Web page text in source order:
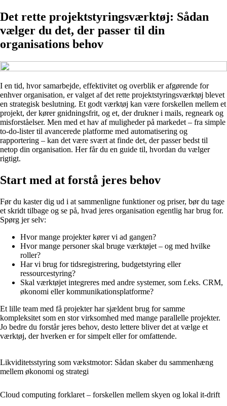
Det rette projektstyringsværktøj: Sådan
vælger du det, der passer til din
organisations behov
I en tid, hvor samarbejde, effektivitet og overblik er afgørende for
enhver organisation, er valget af det rette projektstyringsværktøj blevet
en strategisk beslutning. Et godt værktøj kan være forskellen mellem et
projekt, der kører gnidningsfrit, og et, der drukner i mails, regneark og
misforståelser. Men med et hav af muligheder på markedet – fra simple
to-do-lister til avancerede platforme med automatisering og
rapportering – kan det være svært at finde det, der passer bedst til
netop din organisation. Her får du en guide til, hvordan du vælger
rigtigt.
Start med at forstå jeres behov
Før du kaster dig ud i at sammenligne funktioner og priser, bør du tage
et skridt tilbage og se på, hvad jeres organisation egentlig har brug for.
Spørg jer selv:
Hvor mange projekter kører vi ad gangen?
Hvor mange personer skal bruge værktøjet – og med hvilke
roller?
Har vi brug for tidsregistrering, budgetstyring eller
ressourcestyring?
Skal værktøjet integreres med andre systemer, som f.eks. CRM,
økonomi eller kommunikationsplatforme?
Et lille team med få projekter har sjældent brug for samme
kompleksitet som en stor virksomhed med mange parallelle projekter.
Jo bedre du forstår jeres behov, desto lettere bliver det at vælge et
værktøj, der hverken er for simpelt eller for omfattende.
Likviditetsstyring som vækstmotor: Sådan skaber du sammenhæng
mellem økonomi og strategi
Cloud computing forklaret – forskellen mellem skyen og lokal it-drift